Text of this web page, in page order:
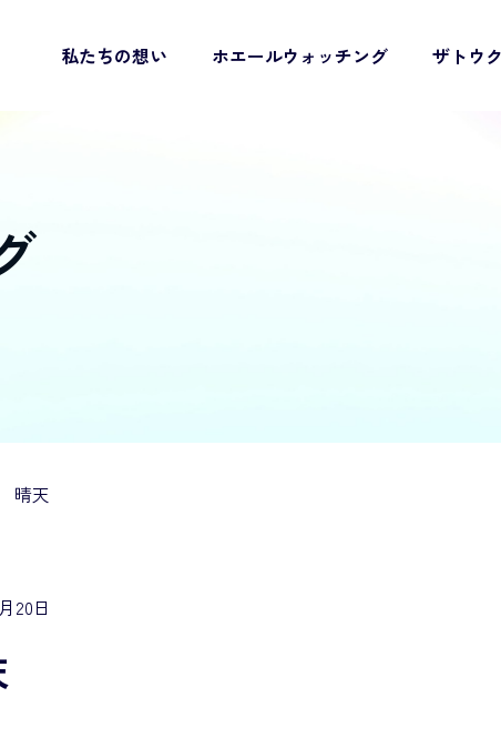
私たちの想い ホエールウォッチング ザトウ
晴天
20日